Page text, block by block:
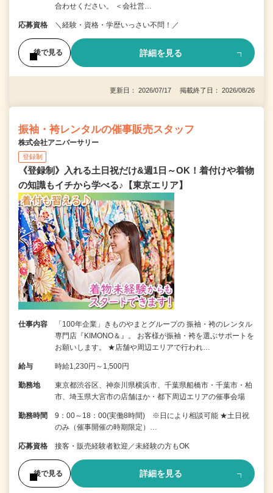
合わせください。 ＜会社営…
応募資格 ＼経験・資格・学歴いっさい不問！／
後で見る 詳細を見る
更新日： 2026/07/17 掲載終了日： 2026/08/26
振袖・袴レンタルの催事販売スタッフ
株式会社アニバーサリー
登録制
《登録制》入れる土日祝だけ&週1日～OK！着付けや着物
の知識もイチから学べる♪【東京エリア】
仕事内容
「100年企業」きものやまとグループの 振袖・袴のレンタル
専門店『KIMONO＆』。 お客様が振袖・袴を選ぶサポートを
お願いします。 ★店舗や周辺エリアで行われ…
給与 時給1,230円～1,500円
勤務地
東京都渋谷区、神奈川県横浜市、千葉県船橋市・千葉市・柏
市、埼玉県大宮市の店舗ほか・都下周辺エリアの催事会場
勤務時間
9：00～18：00(実働8時間) ※日により相談可能 ★土日祝
のみ（催事開催の時期限定）…
応募資格 接客・販売経験者歓迎／未経験の方もOK
後で見る 詳細を見る